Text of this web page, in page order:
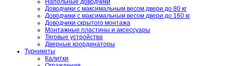
Напольные доводчики
Доводчики с максимальным весом двери до 80 кг
Доводчики с максимальным весом двери до 160 кг
Доводчики скрытого монтажа
Монтажные пластины и аксессуары
Тяговые устройства
Дверные координаторы
Турникеты
Калитки